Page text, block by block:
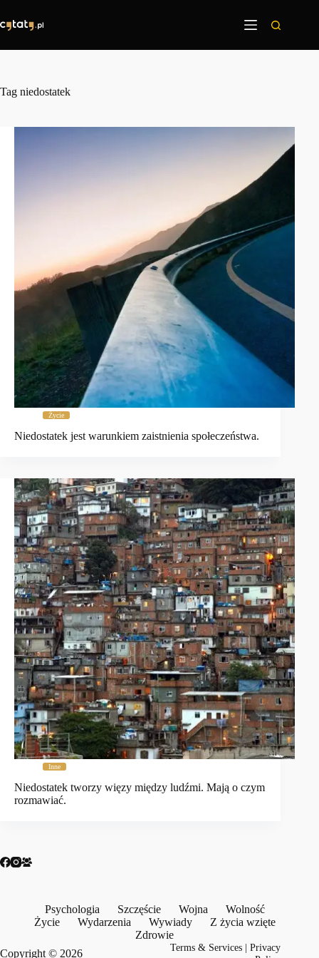
treści
Tag niedostatek
Życie
Niedostatek jest warunkiem zaistnienia społeczeństwa.
Inne
Niedostatek tworzy więzy między ludźmi. Mają o czym
rozmawiać.
Psychologia Szczęście Wojna
Wolność
Życie
Wydarzenia Wywiady
Z życia wzięte
Zdrowie
Copyright © 2026
Terms & Services |Privacy